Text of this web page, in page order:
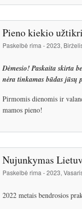
Pieno kiekio
Paskelbė rima -2023,
Dėmesio! Paskaita skirta
nėra tinkamas būdas jūsų
Pirmomis dienomis ir
mamos pieno!
Nujunkymas
Paskelbė rima -2023,
2022 metais bendrosios